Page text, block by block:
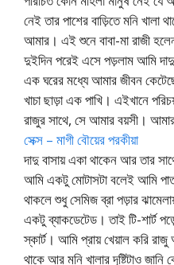
নেই তার পাশের বাড়িতে মনি খালা
আমার। এই শুনে বাবা-মা রাজী
দুইদিন পরেই এসে পড়লাম আমি
এক ঘরের মধ্যে আমার জীবন
খাচা ছাড়া এক পাখি। এইখানে
রাজুর সাথে, সে আমার বয়সী।
সেক্স – মাগী বৌয়ের পরকীয়া
দাদু বাসায় একা থাকেন আর তার
আমি একটু মোটাসটা বলেই আমি
থাকলে শুধু সেমিজ ব্রা পড়ার
একটু ব্যাকডেটেড। তাই টি-শার্ট
স্কার্ট। আমি প্রায় খেয়াল করি
থাকে আর মনি খালার দৃষ্টিটাও